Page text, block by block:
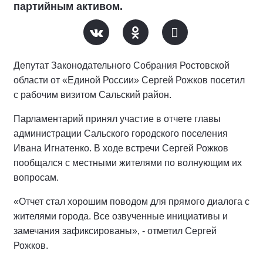
партийным активом.
Депутат Законодательного Собрания Ростовской
области от «Единой России» Сергей Рожков посетил
с рабочим визитом Сальский район.
Парламентарий принял участие в отчете главы
администрации Сальского городского поселения
Ивана Игнатенко. В ходе встречи Сергей Рожков
пообщался с местными жителями по волнующим их
вопросам.
«Отчет стал хорошим поводом для прямого диалога с
жителями города. Все озвученные инициативы и
замечания зафиксированы», - отметил Сергей
Рожков.